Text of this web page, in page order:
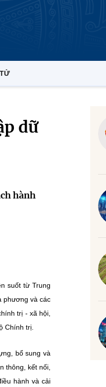
dữ
hành
suốt từ Trung
phương và các
trị - xã hội,
Chính trị.
bổ sung và
thông, kết nối,
hành và cải